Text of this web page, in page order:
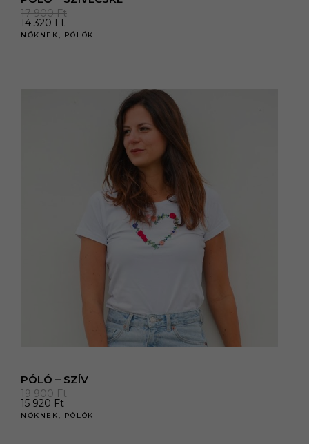
17 900Ft
14 320 Ft
NŐKNEK, PÓLÓK
PÓLÓ – SZÍV
19 900Ft
15 920 Ft
NŐKNEK, PÓLÓK